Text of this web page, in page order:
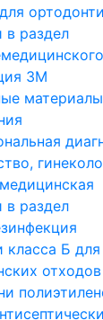
в раздел
3М
в раздел
класса Б
отходов